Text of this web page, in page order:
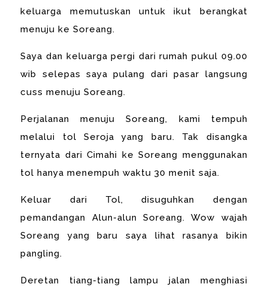
keluarga memutuskan untuk ikut berangkat
menuju ke Soreang.
Saya dan keluarga pergi dari rumah pukul 09.00
wib selepas saya pulang dari pasar langsung
cuss menuju Soreang.
Perjalanan menuju Soreang, kami tempuh
melalui tol Seroja yang baru. Tak disangka
ternyata dari Cimahi ke Soreang menggunakan
tol hanya menempuh waktu 30 menit saja.
Keluar dari Tol, disuguhkan dengan
pemandangan Alun-alun Soreang. Wow wajah
Soreang yang baru saya lihat rasanya bikin
pangling.
Deretan tiang-tiang lampu jalan menghiasi